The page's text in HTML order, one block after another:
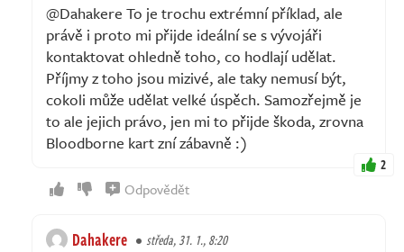
@Dahakere To je trochu extrémní příklad, ale
právě i proto mi přijde ideální se s vývojáři
kontaktovat ohledně toho, co hodlají udělat.
Příjmy z toho jsou mizivé, ale taky nemusí být,
cokoli může udělat velké úspěch. Samozřejmě je
to ale jejich právo, jen mi to přijde škoda, zrovna
Bloodborne kart zní zábavně :)
2
Odpovědět
Dahakere středa, 31. 1., 8:20